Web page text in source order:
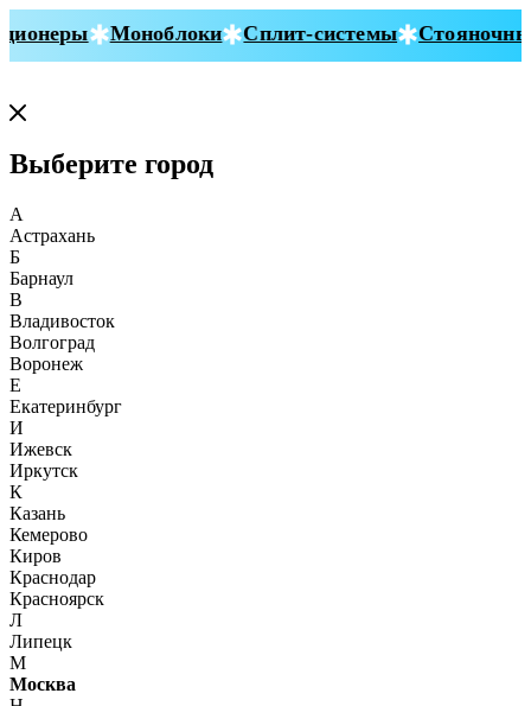
Моноблоки Сплит-системы Стояночные
Выберите город
А
Астрахань
Б
Барнаул
В
Владивосток
Волгоград
Воронеж
Е
Екатеринбург
И
Ижевск
Иркутск
К
Казань
Кемерово
Киров
Краснодар
Красноярск
Л
Липецк
М
Москва